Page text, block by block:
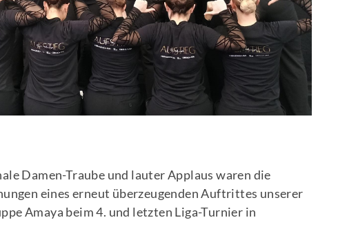
Damen-Traube und lauter Applaus waren die
eines erneut überzeugenden Auftrittes unserer
Amaya beim 4. und letzten Liga-Turnier in